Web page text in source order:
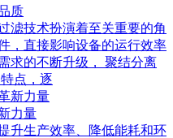
质
滤技术扮演着至关重要的角
，直接影响设备的运行效率
求的不断升级， 聚结分离
点，逐
力量
升生产效率、降低能耗和环